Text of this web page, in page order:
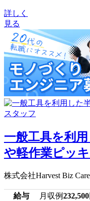
詳しく
見る
一般工具を利
や軽作業ピッ
株式会社Harvest Biz
給与 月収例232,500